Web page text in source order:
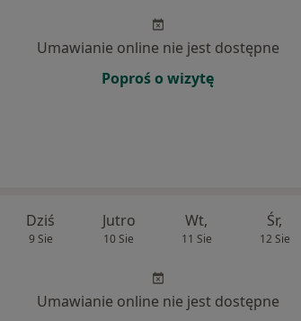
Umawianie online nie jest dostępne
Poproś o wizytę
Dziś
9 Sie
Jutro
10 Sie
Wt,
11 Sie
Śr,
12 Sie
Umawianie online nie jest dostępne